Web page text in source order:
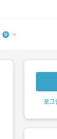
유사
‘
개
로그